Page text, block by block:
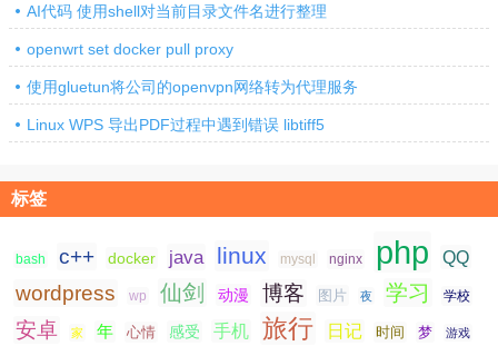
AI代码 使用shell对当前目录文件名进行整理
openwrt set docker pull proxy
使用gluetun将公司的openvpn网络转为代理服务
Linux WPS 导出PDF过程中遇到错误 libtiff5
标签
bash c++ docker java linux mysql nginx php QQ
wordpress wp 仙剑 动漫 博客 图片 夜 学习 学校
安卓 家 年 心情 感受 手机 旅行 日记 时间 梦 游戏